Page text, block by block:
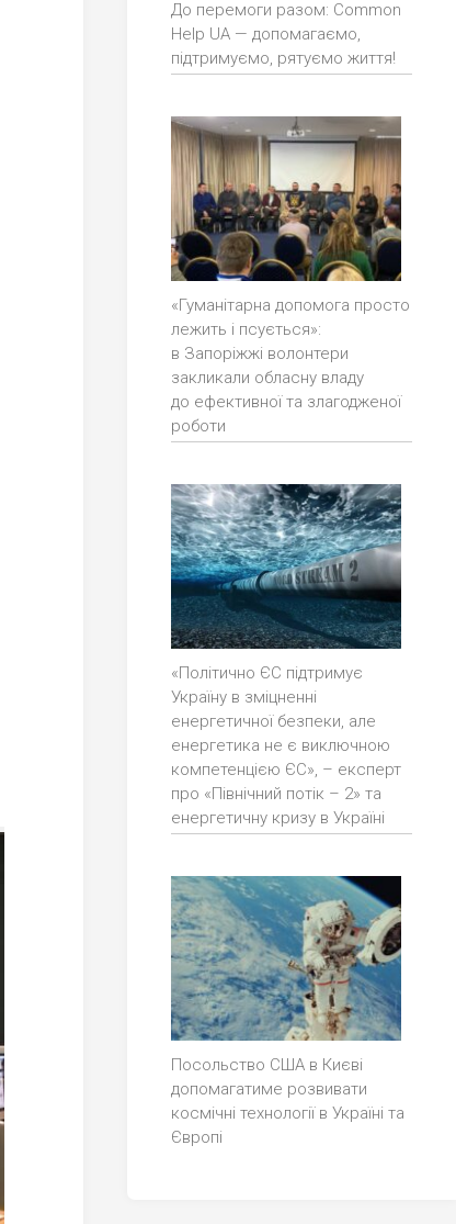
До перемоги разом: Common
Help UA — допомагаємо,
підтримуємо, рятуємо життя!
«Гуманітарна допомога просто
лежить і псується»:
в Запоріжжі волонтери
закликали обласну владу
до ефективної та злагодженої
роботи
«Політично ЄС підтримує
Україну в зміцненні
енергетичної безпеки, але
енергетика не є виключною
компетенцією ЄС», – експерт
про «Північний потік – 2» та
енергетичну кризу в Україні
Посольство США в Києві
допомагатиме розвивати
космічні технології в Україні та
Європі